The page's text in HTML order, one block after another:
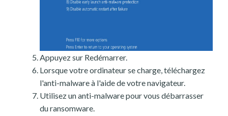
Appuyez sur Redémarrer.
Lorsque votre ordinateur se charge, téléchargez
l'anti-malware à l'aide de votre navigateur.
Utilisez un anti-malware pour vous débarrasser
du ransomware.